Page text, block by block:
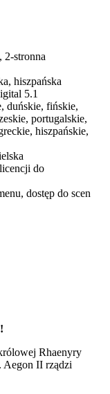
2-stronna
hiszpańska
5.1
duńskie, fińskie,
portugalskie,
hiszpańskie,
do
dostęp do scen
Rhaenyry
Aegon II rządzi